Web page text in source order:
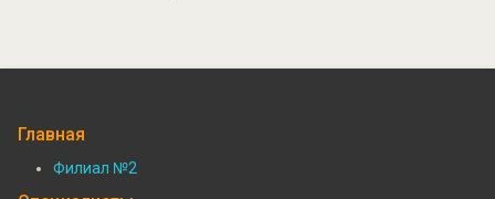
Главная
Филиал №2